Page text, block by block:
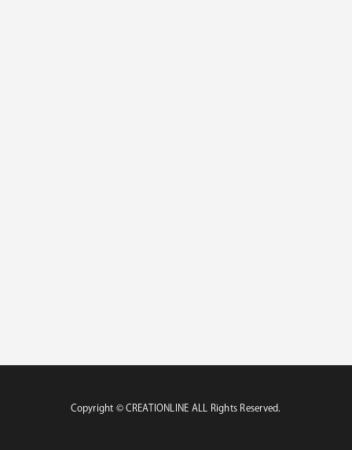
Copyright ©︎ CREATIONLINE ALL Rights Reserved.